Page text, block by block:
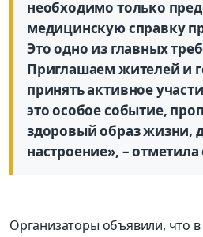
необходимо только
медицинскую справку
Это одно из главных
Приглашаем жителей и
принять активное
это особое событие,
здоровый образ жизни,
настроение», – отметила
Организаторы объявили, что